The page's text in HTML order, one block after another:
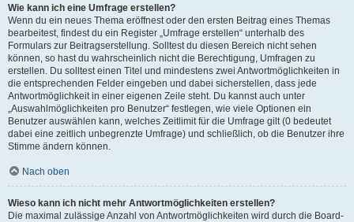
Wie kann ich eine Umfrage erstellen?
Wenn du ein neues Thema eröffnest oder den ersten Beitrag eines Themas
bearbeitest, findest du ein Register „Umfrage erstellen“ unterhalb des
Formulars zur Beitragserstellung. Solltest du diesen Bereich nicht sehen
können, so hast du wahrscheinlich nicht die Berechtigung, Umfragen zu
erstellen. Du solltest einen Titel und mindestens zwei Antwortmöglichkeiten in
die entsprechenden Felder eingeben und dabei sicherstellen, dass jede
Antwortmöglichkeit in einer eigenen Zeile steht. Du kannst auch unter
„Auswahlmöglichkeiten pro Benutzer“ festlegen, wie viele Optionen ein
Benutzer auswählen kann, welches Zeitlimit für die Umfrage gilt (0 bedeutet
dabei eine zeitlich unbegrenzte Umfrage) und schließlich, ob die Benutzer ihre
Stimme ändern können.
Nach oben
Wieso kann ich nicht mehr Antwortmöglichkeiten erstellen?
Die maximal zulässige Anzahl von Antwortmöglichkeiten wird durch die Board-